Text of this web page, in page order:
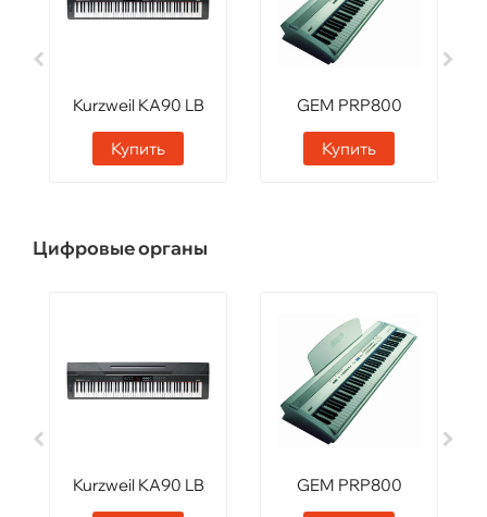
Kurzweil KA90 LB
Купить
GEM PRP800
Купить
Цифровые органы
Kurzweil KA90 LB
GEM PRP800